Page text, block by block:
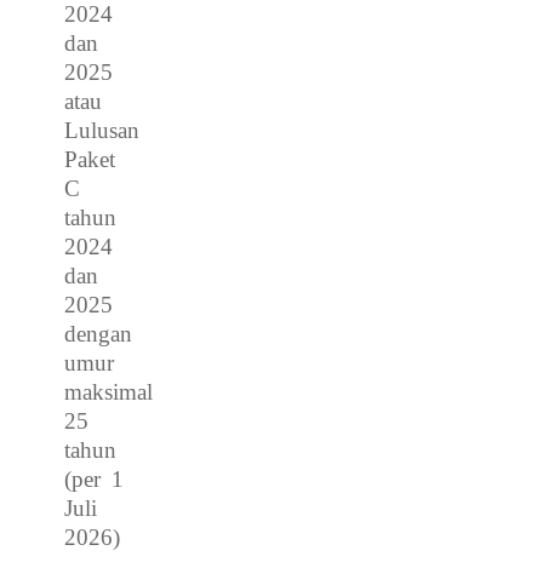
2024
dan
2025
atau
Lulusan
Paket
C
tahun
2024
dan
2025
dengan
umur
maksimal
25
tahun
(per 1
Juli
2026)